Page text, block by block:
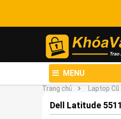
MENU
Trang chủ
Laptop Cũ
Dell Latitude